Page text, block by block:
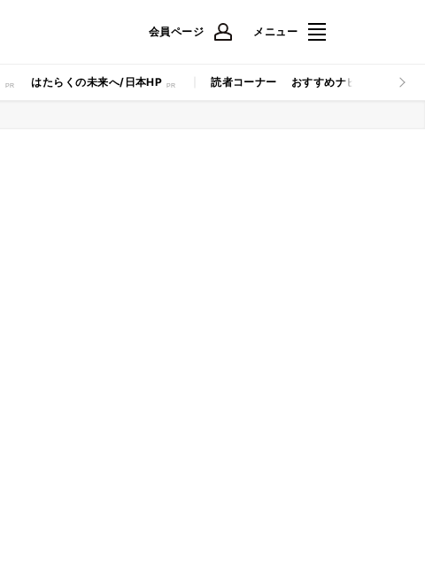
会員ページ メニュー
はたらくの未来へ/日本HP 読者コーナー おすすめナビ マイナビ